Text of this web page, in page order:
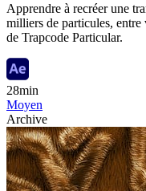
Apprendre à recréer une
milliers de particules,
de Trapcode Particular.
28min
Moyen
Archive